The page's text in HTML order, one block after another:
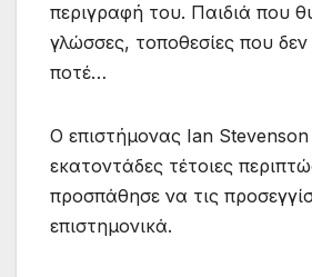
περιγραφή του. Παιδιά που
γλώσσες, τοποθεσίες που
ποτέ…
Ο επιστήμονας Ian Stevenson
εκατοντάδες τέτοιες
προσπάθησε να τις
επιστημονικά.